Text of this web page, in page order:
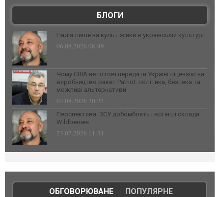
БЛОГИ
Надія лише на культ жінки в українській культурі
06.08.2026 08:49
Чому США не готові передати Україні ліцензію на
виробництво ракет Patriot: політика, безпека та
можливі альтернативи
03.08.2026 20:24
Перспектива: ЗСУ добомблять і всі інші склади
Wildberries
23.07.2026 11:31
ОБГОВОРЮВАНЕ| ПОПУЛЯРНЕ